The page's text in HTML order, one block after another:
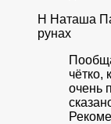
Н Наташа
рунах
чётко,
очень